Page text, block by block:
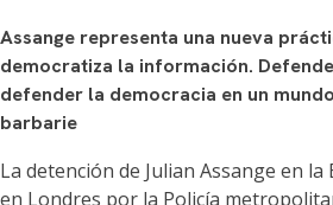
Assange representa una nueva
democratiza la información.
defender la democracia en un
barbarie
La detención de Julian Assange en la
en Londres por la Policía